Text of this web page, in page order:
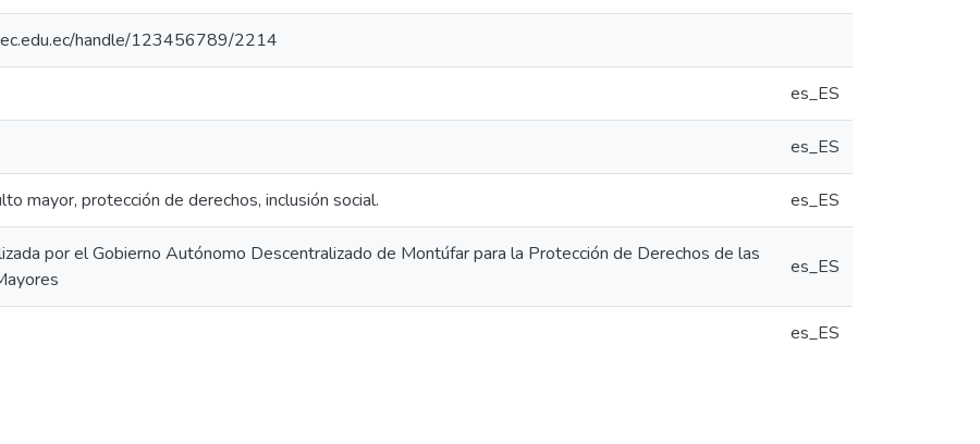
handle/123456789/2214
es_ES
es_ES
mayor, protección de derechos, inclusión social. es_ES
por el Gobierno Autónomo Descentralizado de Montúfar para la Protección de Derechos de las
es_ES
es_ES